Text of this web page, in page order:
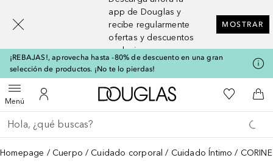
app de Douglas y
recibe regularmente
ofertas y descuentos
exclusivos
MOSTRAR
¡REBAJAS!, aprovecha hasta -80% de descuento en una gran
selección de productos. ¡No te lo pierdas!
MenúAbrir menúMi cuenta
A Douglas HomeMi lista de
A
Regresar
Ejecutar búsqueda
Homepage Cuerpo Cuidado corporal Cuidado Íntimo
[navigation.slideout.screenreader]